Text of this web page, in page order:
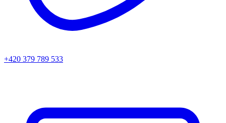
+420 379 789 533